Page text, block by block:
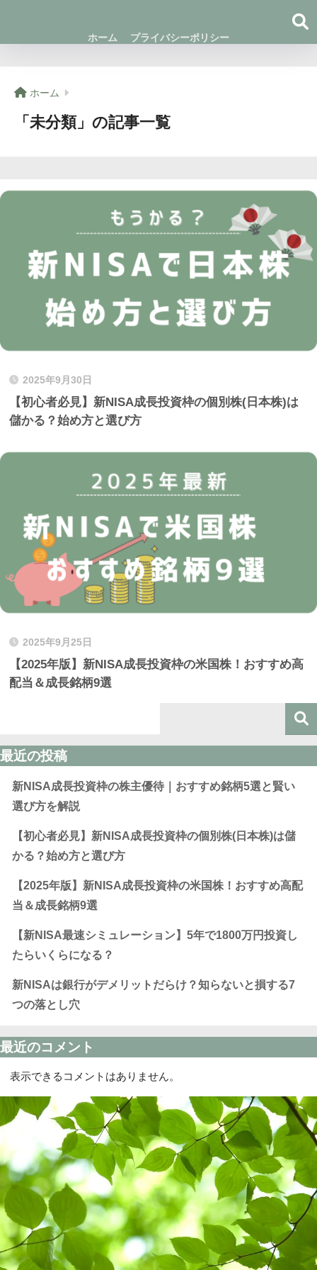
ホーム プライバシーポリシー
ホーム
「未分類」の記事一覧
2025年9月30日
【初心者必見】新NISA成長投資枠の個別株(日本株)は
儲かる？始め方と選び方
2025年9月25日
【2025年版】新NISA成長投資枠の米国株！おすすめ高
配当＆成長銘柄9選
最近の投稿
新NISA成長投資枠の株主優待｜おすすめ銘柄5選と賢い
選び方を解説
【初心者必見】新NISA成長投資枠の個別株(日本株)は儲
かる？始め方と選び方
【2025年版】新NISA成長投資枠の米国株！おすすめ高配
当＆成長銘柄9選
【新NISA最速シミュレーション】5年で1800万円投資し
たらいくらになる？
新NISAは銀行がデメリットだらけ？知らないと損する7
つの落とし穴
最近のコメント
表示できるコメントはありません。